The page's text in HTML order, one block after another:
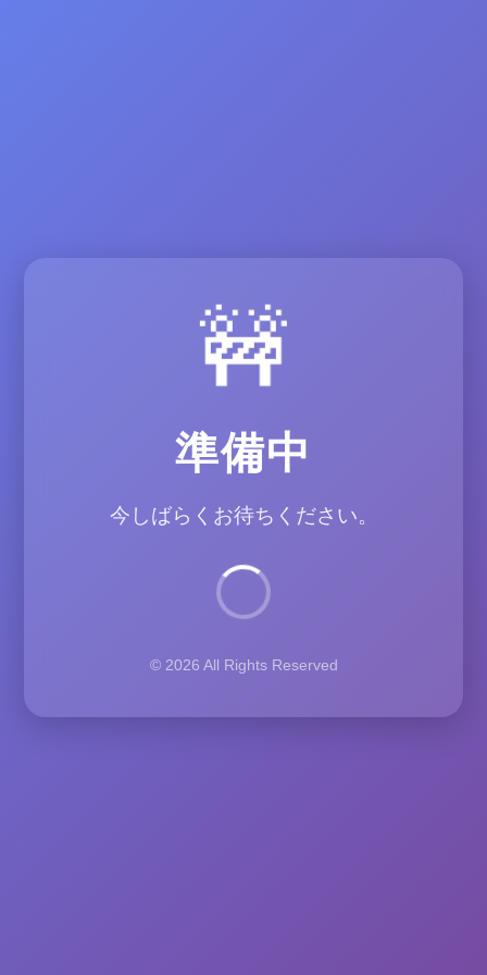
🚧
準備中
今しばらくお待ちください。
© 2026 All Rights Reserved